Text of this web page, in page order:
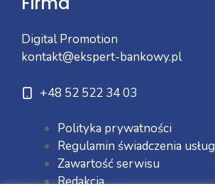
Digital Promotion
kontakt@ekspert-bankowy.pl
+48 52 522 34 03
Polityka prywatności
Regulamin świadczenia usług
Zawartość serwisu
Redakcja